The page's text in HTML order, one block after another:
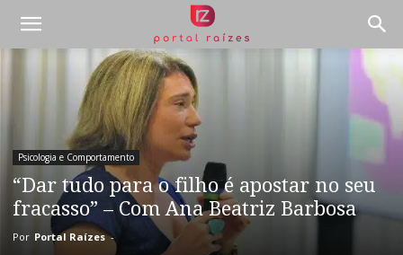
Psicologia e Comportamento
“Dar tudo para o filho é apostar no seu
fracasso” – Com Ana Beatriz Barbosa
Por Portal Raízes -